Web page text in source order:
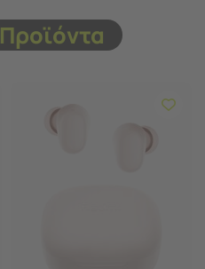
Προϊόντα